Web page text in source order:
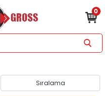
0
Sıralama